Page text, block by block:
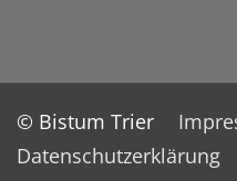
© Bistum Trier
Datenschutzerklärung